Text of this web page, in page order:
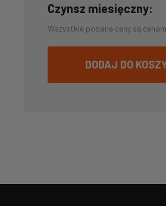
Czynsz miesięczny:
Wszystkie podane ceny są
DODAJ DO